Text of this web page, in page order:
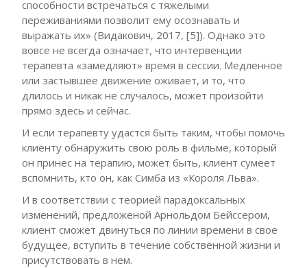
способности встречаться с тяжелыми
переживаниями позволит ему осознавать и
выражать их» (Видакович, 2017, [5]). Однако это
вовсе не всегда означает, что интервенции
терапевта «замедляют» время в сессии. Медленное
или застывшее движение оживает, и то, что
длилось и никак не случалось, может произойти
прямо здесь и сейчас.
И если терапевту удастся быть таким, чтобы помочь
клиенту обнаружить свою роль в фильме, который
он принес на терапию, может быть, клиент сумеет
вспомнить, кто он, как Симба из «Короля Льва».
И в соответствии с теорией парадоксальных
изменений, предложеной Арнольдом Бейссером,
клиент сможет двинуться по линии времени в свое
будущее, вступить в течение собственной жизни и
присутствовать в нем.